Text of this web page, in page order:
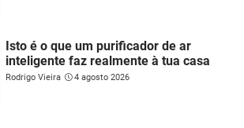
Isto é o que um purificador de ar
inteligente faz realmente à tua casa
Rodrigo Vieira 4 agosto 2026